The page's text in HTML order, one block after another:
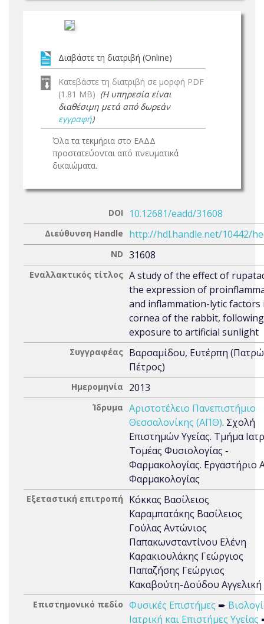
Διαβάστε τη διατριβή (Online)
Κατεβάστε τη διατριβή σε μορφή PDF
(1.81 MB) (Η υπηρεσία είναι
διαθέσιμη μετά από δωρεάν
εγγραφή)
Όλα τα τεκμήρια στο ΕΑΔΔ
προστατεύονται από πνευματικά
δικαιώματα.
DOI 10.12681/eadd/31608
Διεύθυνση Handle http://hdl.handle.net/10442/
ND 31608
Εναλλακτικός τίτλος A study of the effect of
the expression of
and inflammation-lytic factors
cornea of the rabbit,
exposure to artificial sunlight
Συγγραφέας Βαρσαμίδου, Ευτέρπη
Πέτρος)
Ημερομηνία 2013
Ίδρυμα Αριστοτέλειο Πανεπιστήμιο
Θεσσαλονίκης (ΑΠΘ). Σχολή
Επιστημών Υγείας. Τμήμα
Τομέας Φυσιολογίας -
Φαρμακολογίας. Εργαστήριο
Φαρμακολογίας
Εξεταστική επιτροπή
Κόκκας Βασίλειος
Καραμπατάκης Βασίλειος
Γούλας Αντώνιος
Παπακωνσταντίνου Ελένη
Καρακιουλάκης Γεώργιος
Παπαζήσης Γεώργιος
Κακαβούτη-Δούδου Αγγελική
Επιστημονικό πεδίο Φυσικές Επιστήμες ➨
Ιατρική και Επιστήμες Υγείας